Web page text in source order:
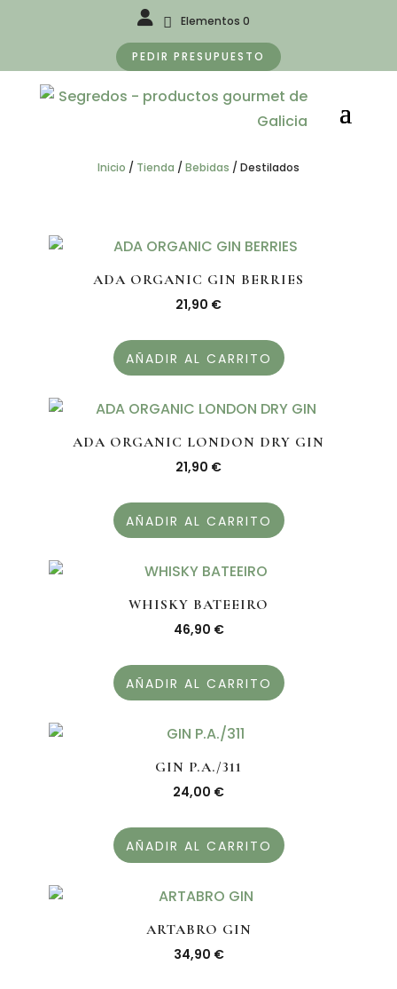
Elementos 0
PEDIR PRESUPUESTO
Inicio / Tienda / Bebidas / Destilados
ADA ORGANIC GIN BERRIES
21,90 €
AÑADIR AL CARRITO
ADA ORGANIC LONDON DRY GIN
21,90 €
AÑADIR AL CARRITO
WHISKY BATEEIRO
46,90 €
AÑADIR AL CARRITO
GIN P.A./311
24,00 €
AÑADIR AL CARRITO
ARTABRO GIN
34,90 €